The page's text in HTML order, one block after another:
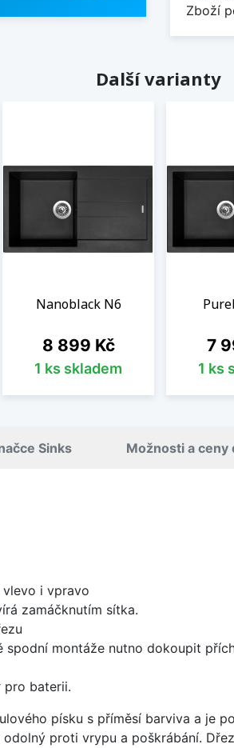
Zboží
Další varianty
Nanoblack N6
Cena
8 899 Kč
1 ks skladem
7
1 ks
Sinks Možnosti a ceny
vlevo i vpravo
zamáčknutím sítka.
spodní montáže nutno dokoupit
baterii.
písku s příměsí barviva a je
proti vrypu a poškrábání.